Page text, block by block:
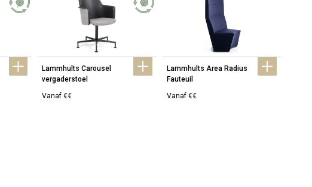
Lammhults Carousel
vergaderstoel
Vanaf €€
Lammhults Area Radius
Fauteuil
Vanaf €€